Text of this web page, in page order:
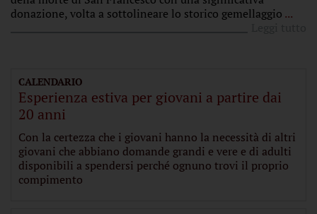
donazione, volta a sottolineare lo storico gemellaggio ...
CALENDARIO
Esperienza estiva per giovani a partire dai
20 anni
Con la certezza che i giovani hanno la necessità di altri
giovani che abbiano domande grandi e vere e di adulti
disponibili a spendersi perché ognuno trovi il proprio
compimento